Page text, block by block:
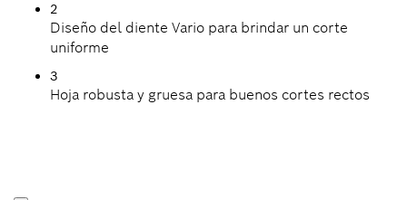
2
Diseño del diente Vario para brindar un corte
uniforme
3
Hoja robusta y gruesa para buenos cortes rectos